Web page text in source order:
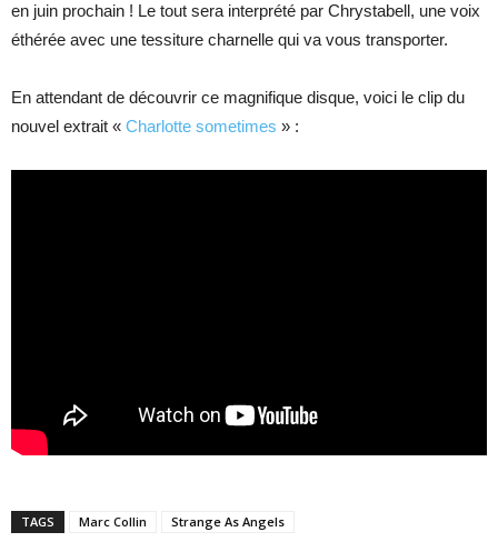
en juin prochain ! Le tout sera interprété par Chrystabell, une voix
éthérée avec une tessiture charnelle qui va vous transporter.
En attendant de découvrir ce magnifique disque, voici le clip du
nouvel extrait « Charlotte sometimes » :
TAGS Marc Collin Strange As Angels